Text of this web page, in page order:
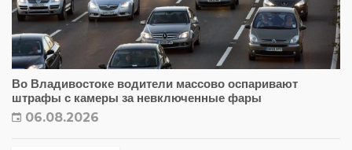
Во Владивостоке водители массово оспаривают
штрафы с камеры за невключенные фары
06.08.2026